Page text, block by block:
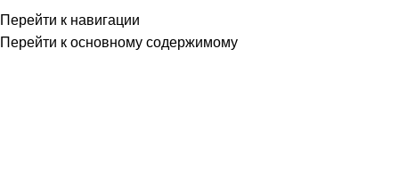
Перейти к навигации
Перейти к основному содержимому